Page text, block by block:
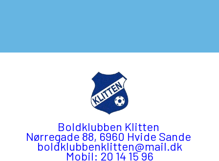
Boldklubben Klitten
Nørregade 88, 6960 Hvide Sande
boldklubbenklitten@mail.dk
Mobil: 20 14 15 96